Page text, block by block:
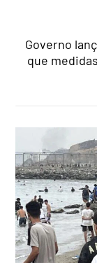
Governo
que